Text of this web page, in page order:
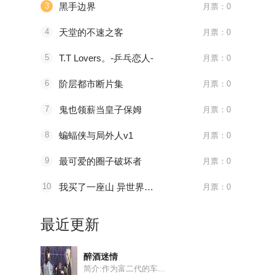
3 黑手边界 月票：0
4 天堂的不速之客 月票：0
5 T.T Lovers。-乒乓恋人- 月票：0
6 阶层都市断片集 月票：0
7 鬼也领薪当皇子保姆 月票：0
8 蝙蝠侠与局外人v1 月票：0
9 最可爱的圈子破坏者 月票：0
10 我买了一座山 异世界生活其实也不赖 月票：0
最近更新
醉酒迷情
简介:作为富二代的车...